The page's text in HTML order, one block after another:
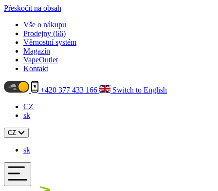
Přeskočit na obsah
Vše o nákupu
Prodejny (66)
Věrnostní systém
Magazín
VapeOutlet
Kontakt
+420 377 433 166
Switch to English
CZ
sk
CZ
sk